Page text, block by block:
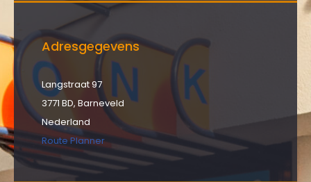
Adresgegevens
Langstraat 97
3771 BD, Barneveld
Nederland
Route Planner